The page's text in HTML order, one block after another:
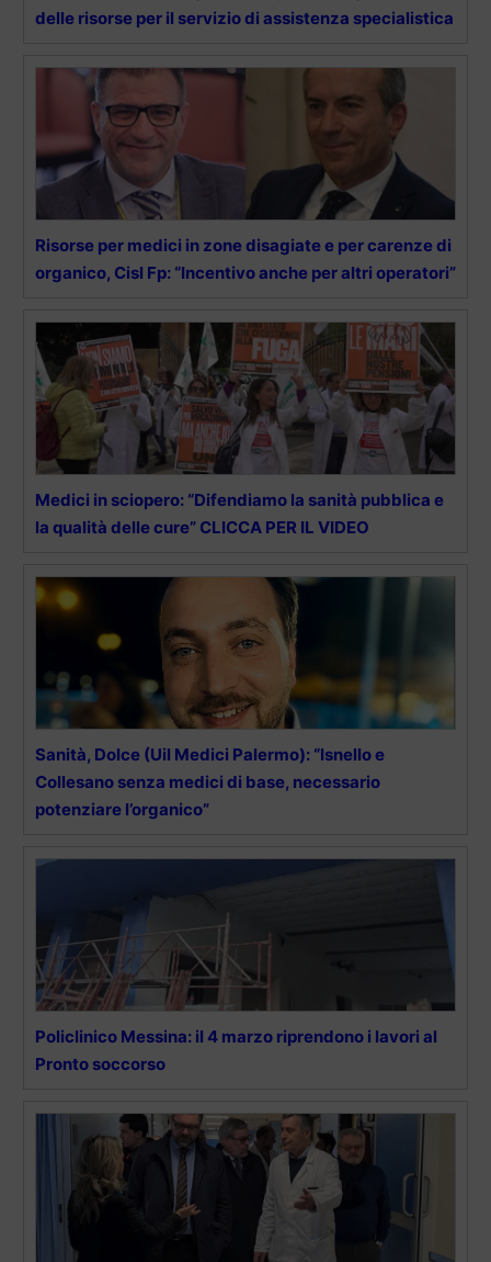
delle risorse per il servizio di assistenza specialistica
Risorse per medici in zone disagiate e per carenze di
organico, Cisl Fp: “Incentivo anche per altri operatori”
Medici in sciopero: “Difendiamo la sanità pubblica e
la qualità delle cure” CLICCA PER IL VIDEO
Sanità, Dolce (Uil Medici Palermo): “Isnello e
Collesano senza medici di base, necessario
potenziare l’organico”
Policlinico Messina: il 4 marzo riprendono i lavori al
Pronto soccorso